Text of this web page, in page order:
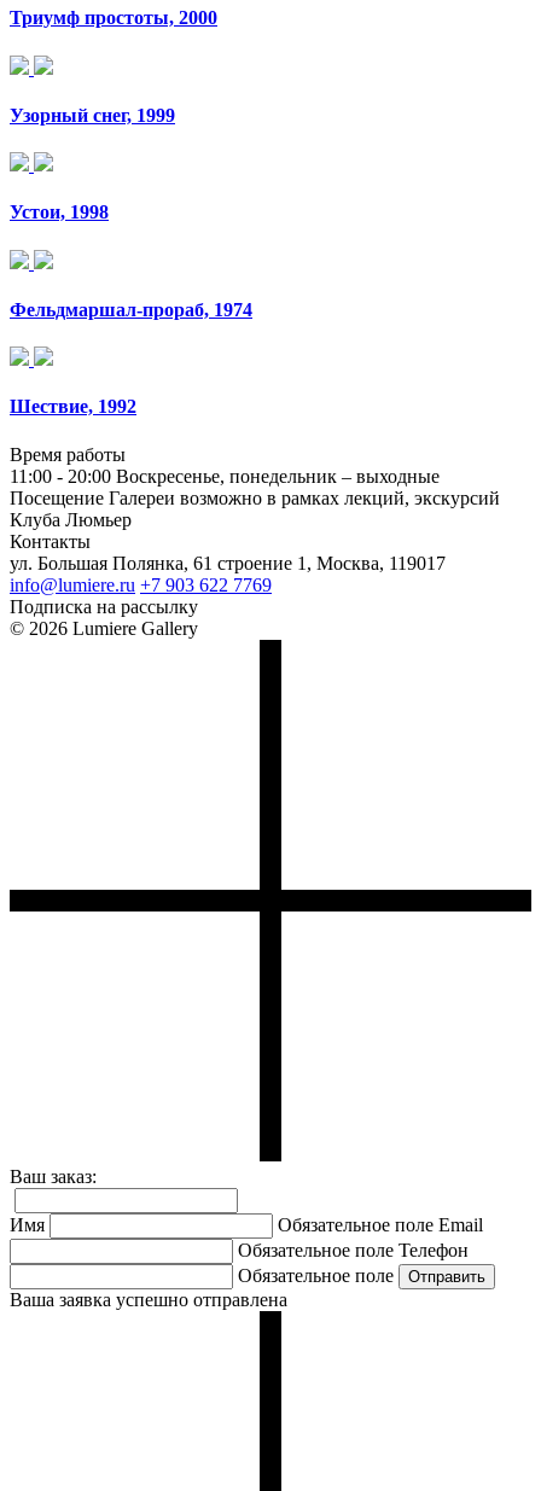
Триумф простоты, 2000
Узорный снег, 1999
Устои, 1998
Фельдмаршал-прораб, 1974
Шествие, 1992
Время работы
11:00 - 20:00 Воскресенье, понедельник – выходные
Посещение Галереи возможно в рамках лекций, экскурсий
Клуба Люмьер
Контакты
ул. Большая Полянка, 61 строение 1, Москва, 119017
info@lumiere.ru +7 903 622 7769
Подписка на рассылку
© 2026 Lumiere Gallery
Ваш заказ:
Имя Обязательное поле Email
Обязательное поле Телефон
Обязательное поле
Ваша заявка успешно отправлена